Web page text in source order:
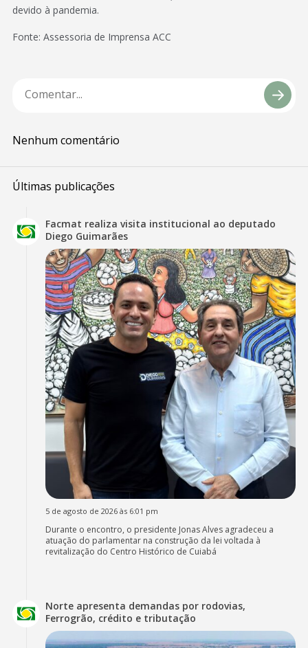
devido à pandemia.
Fonte: Assessoria de Imprensa ACC
Nenhum comentário
Últimas publicações
Facmat realiza visita institucional ao deputado
Diego Guimarães
5 de agosto de 2026 às 6:01 pm
Durante o encontro, o presidente Jonas Alves agradeceu a
atuação do parlamentar na construção da lei voltada à
revitalização do Centro Histórico de Cuiabá
Norte apresenta demandas por rodovias,
Ferrogrão, crédito e tributação